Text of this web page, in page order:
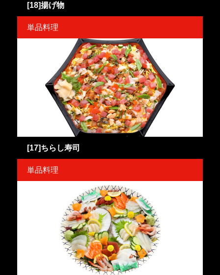
[18]揚げ物
単品料理
[17]ちらし寿司
単品料理